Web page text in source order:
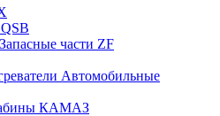
Запасные части ZF
Автомобильные
КАМАЗ